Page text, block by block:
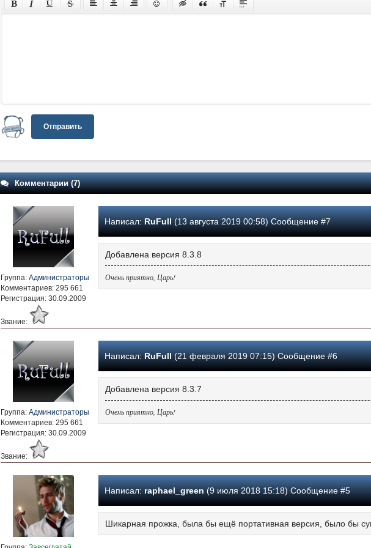
Отправить
Комментарии (7)
Группа: Администраторы
Комментариев: 295 661
Регистрация: 30.09.2009
Звание:
Написал: RuFull(13 августа 2019 00:58) Сообщение #7
Добавлена версия 8.3.8
Очень приятно, Царь!
Группа: Администраторы
Комментариев: 295 661
Регистрация: 30.09.2009
Звание:
Написал: RuFull(21 февраля 2019 07:15) Сообщение #6
Добавлена версия 8.3.7
Очень приятно, Царь!
Написал: raphael_green(9 июля 2018 15:18) Сообщение #5
Шикарная прожка, была бы ещё портативная версия, было бы